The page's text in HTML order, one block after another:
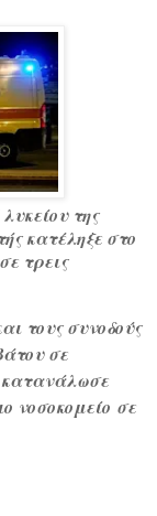
της
κατέληξε στο
τρεις
τους συνοδούς
σε
κατανάλωσε
νοσοκομείο σε